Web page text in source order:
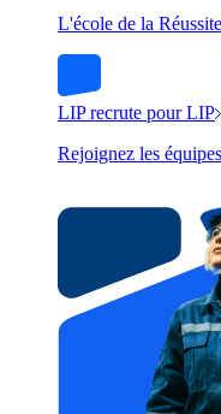
L'école de la
LIP recrute pour LIP
Rejoignez les